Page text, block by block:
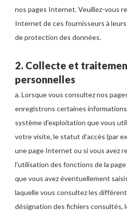
nos pages Internet. Veuillez-vous
Internet de ces fournisseurs à
de protection des données.
2. Collecte et
personnelles
a. Lorsque vous consultez nos
enregistrons certaines
système d’exploitation que vous
votre visite, le statut d’accès (par
une page Internet ou si vous avez
l’utilisation des fonctions de la
que vous avez éventuellement
laquelle vous consultez les
désignation des fichiers consultés,